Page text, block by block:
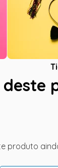
deste
produto